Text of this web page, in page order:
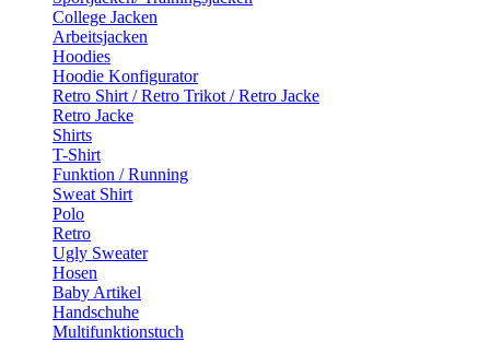
College Jacken
Arbeitsjacken
Hoodies
Hoodie Konfigurator
Retro Shirt / Retro Trikot / Retro Jacke
Retro Jacke
Shirts
T-Shirt
Funktion / Running
Sweat Shirt
Polo
Retro
Ugly Sweater
Hosen
Baby Artikel
Handschuhe
Multifunktionstuch